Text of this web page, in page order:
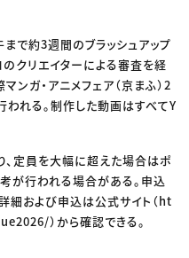
で約3週間のブラッシュアップ
クリエイターによる審査を経
ンガ・アニメフェア（京まふ）2
われる。制作した動画はすべてY
定員を大幅に超えた場合はポ
が行われる場合がある。申込
細および申込は公式サイト（ht
）から確認できる。